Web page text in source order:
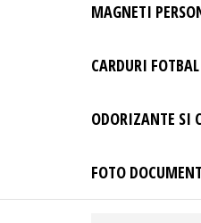
– Accesorii
MAGNETI
CARDURI
ODORIZANTE SI
FOTO